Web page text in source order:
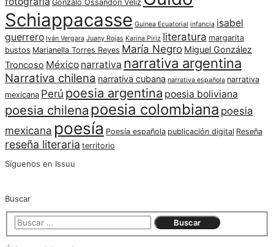
Gonzalo Ossandón Véliz
Schiappacasse Guinea Ecuatorial infancia isabel
guerrero Iván Vergara Juany Rojas Karina Piriz literatura margarita
bustos Marianella Torres Reyes María Negro Miguel González
Troncoso México narrativa narrativa argentina
Narrativa chilena narrativa cubana narrativa española narrativa
mexicana Perú poesia argentina poesia boliviana
poesia chilena poesia colombiana poesia
mexicana poesía Poesía española publicación digital Reseña
reseña literaria territorio
Síguenos en Issuu
Buscar